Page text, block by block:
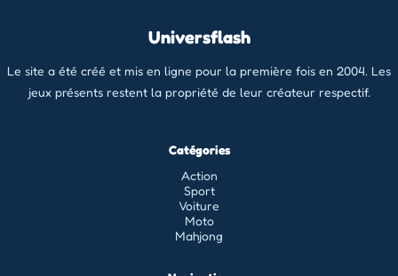
Universflash
Le site a été créé et mis en ligne pour la première fois en 2004. Les
jeux présents restent la propriété de leur créateur respectif.
Catégories
Action
Sport
Voiture
Moto
Mahjong